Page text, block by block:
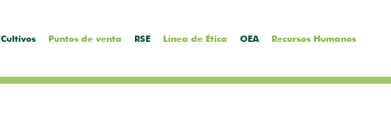
Cultivos Puntos de venta RSE Línea de Ética OEA Recursos Humanos